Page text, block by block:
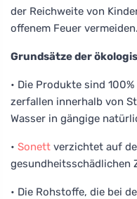
der Reichweite von
offenem Feuer vermeiden.
Grundsätze der
• Die Produkte sind
zerfallen innerhalb von
Wasser in gängige
• Sonett verzichtet auf
gesundheitsschädlichen
• Die Rohstoffe, die bei